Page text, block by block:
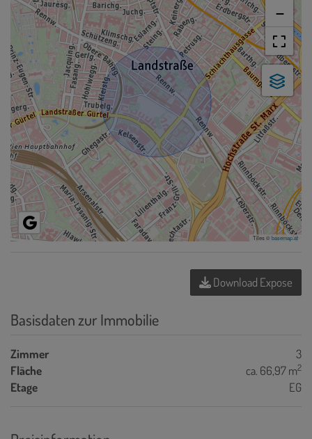
−
Tiles ©basemap.at
Download Expose
Basisdaten zur Immobilie
Zimmer
3
Fläche
ca. 66,97 m2
Etage EG